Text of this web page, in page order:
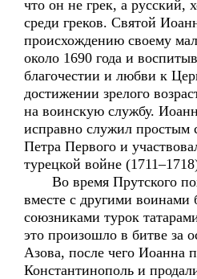
что он не грек, а русский,
среди греков. Святой
происхождению своему
около 1690 года и
благочестии и любви к
достижении зрелого
на воинскую службу.
исправно служил простым
Петра Первого и
турецкой войне
Во время Прутского
вместе с другими воинами
союзниками турок
это произошло в битве за
Азова, после чего Иоанна
Константинополь и